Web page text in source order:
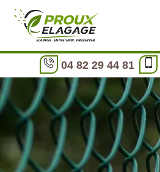
04 82 29 44 81